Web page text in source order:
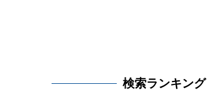
検索ランキング